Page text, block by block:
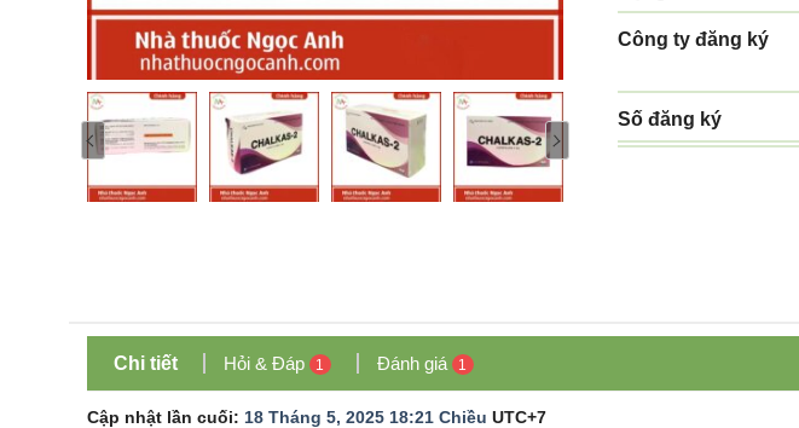
Công ty đăng ký
Số đăng ký
Chi tiết Hỏi & Đáp 1 Đánh giá 1
Cập nhật lần cuối: 18 Tháng 5, 2025 18:21 Chiều UTC+7